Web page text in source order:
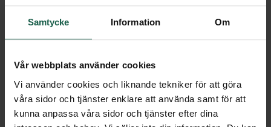
Samtycke Information Om
Vår webbplats använder cookies
Vi använder cookies och liknande tekniker för att göra
våra sidor och tjänster enklare att använda samt för att
kunna anpassa våra sidor och tjänster efter dina
LÄS OM ANDRAS RESA TILL SITT
DRÖMVÄXTHUS
DRÖMHEMMET - VÅR BLOGG
Inpspirerande blogginlägg